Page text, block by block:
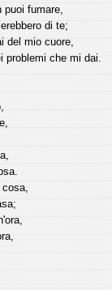
puoi fumare,
di te;
del mio cuore,
problemi che mi dai.
cosa,